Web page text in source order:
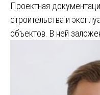
Проектная
строительства и
объектов. В ней